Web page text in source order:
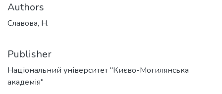
Authors
Славова, Н.
Publisher
Національний університет "Києво-Могилянська
академія"